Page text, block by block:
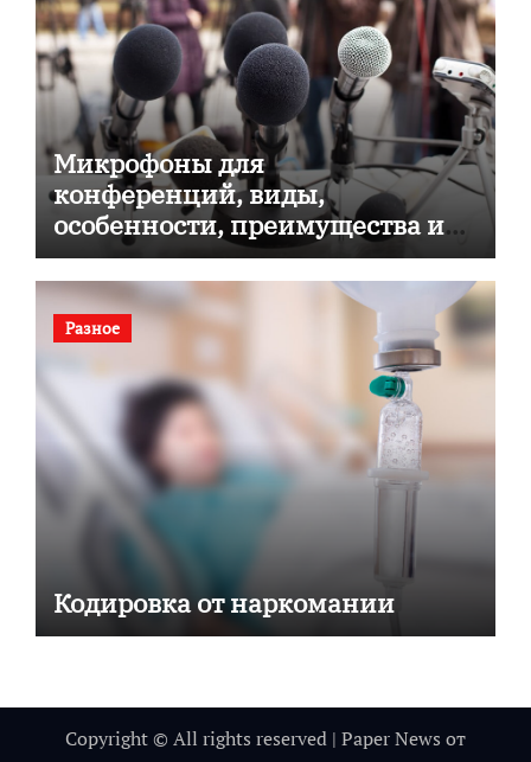
Микрофоны для
конференций, виды,
особенности, преимущества и
советы по выбору
Разное
Кодировка от наркомании
Copyright © All rights reserved | Paper News от